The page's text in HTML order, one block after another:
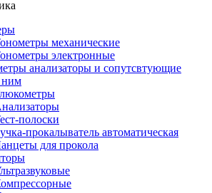
механические
электронные
анализаторы и сопутсвтующие
ним
полоски
прокалыватель автоматическая
для прокола